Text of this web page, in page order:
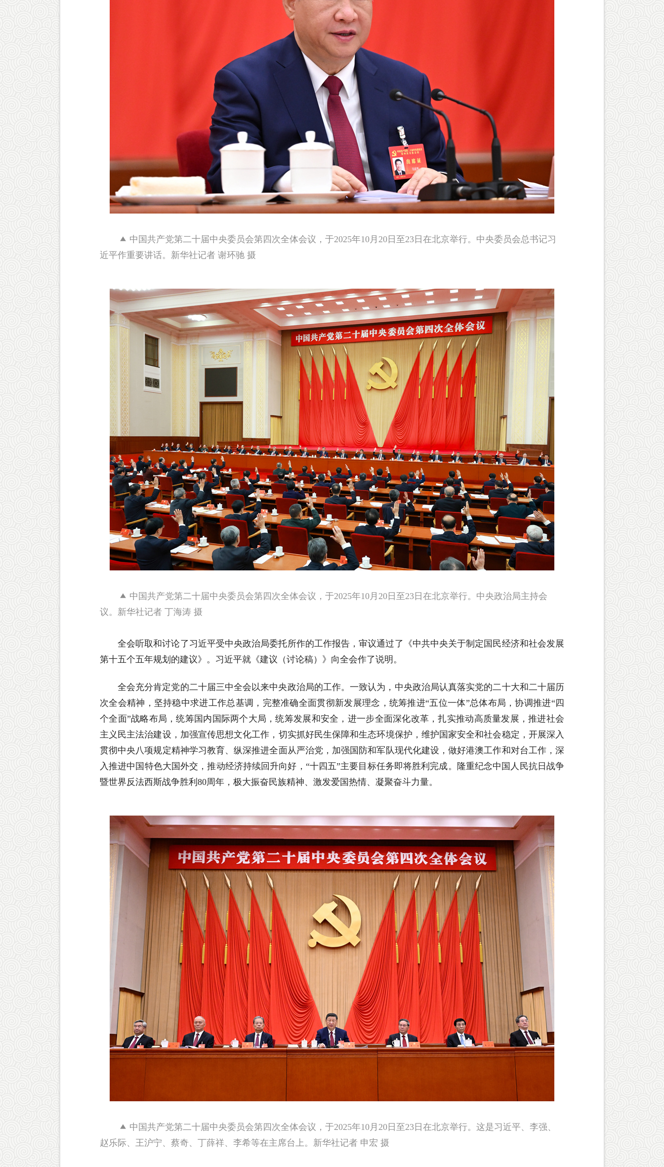
中国共产党第二十届中央委员会第四次全体会议，于2025年10月20日至23日在北京举行。中央委员会总书记习
近平作重要讲话。新华社记者 谢环驰 摄
中国共产党第二十届中央委员会第四次全体会议，于2025年10月20日至23日在北京举行。中央政治局主持会
议。新华社记者 丁海涛 摄
全会听取和讨论了习近平受中央政治局委托所作的工作报告，审议通过了《中共中央关于制定国民经济和社会发展
第十五个五年规划的建议》。习近平就《建议（讨论稿）》向全会作了说明。
全会充分肯定党的二十届三中全会以来中央政治局的工作。一致认为，中央政治局认真落实党的二十大和二十届历
次全会精神，坚持稳中求进工作总基调，完整准确全面贯彻新发展理念，统筹推进“五位一体”总体布局，协调推进“四
个全面”战略布局，统筹国内国际两个大局，统筹发展和安全，进一步全面深化改革，扎实推动高质量发展，推进社会
主义民主法治建设，加强宣传思想文化工作，切实抓好民生保障和生态环境保护，维护国家安全和社会稳定，开展深入
贯彻中央八项规定精神学习教育、纵深推进全面从严治党，加强国防和军队现代化建设，做好港澳工作和对台工作，深
入推进中国特色大国外交，推动经济持续回升向好，“十四五”主要目标任务即将胜利完成。隆重纪念中国人民抗日战争
暨世界反法西斯战争胜利80周年，极大振奋民族精神、激发爱国热情、凝聚奋斗力量。
中国共产党第二十届中央委员会第四次全体会议，于2025年10月20日至23日在北京举行。这是习近平、李强、
赵乐际、王沪宁、蔡奇、丁薛祥、李希等在主席台上。新华社记者 申宏 摄